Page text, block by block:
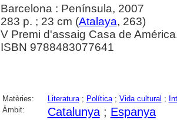
Barcelona : Península, 2007
283 p. ; 23 cm (Atalaya, 263)
V Premi d'assaig Casa de
ISBN 9788483077641
Matèries: Literatura; Política; Vida cultural ;
Àmbit:
Catalunya; Espanya